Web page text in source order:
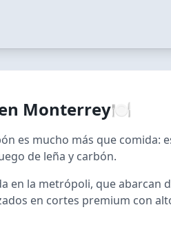
Monterrey🍽️
es mucho más que comida:
de leña y carbón.
en la metrópoli, que
en cortes premium con